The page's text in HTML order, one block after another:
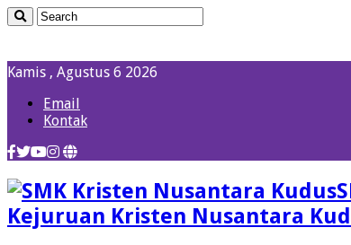
Kamis , Agustus 6 2026
Email
Kontak
Kejuruan Kristen Nusantara